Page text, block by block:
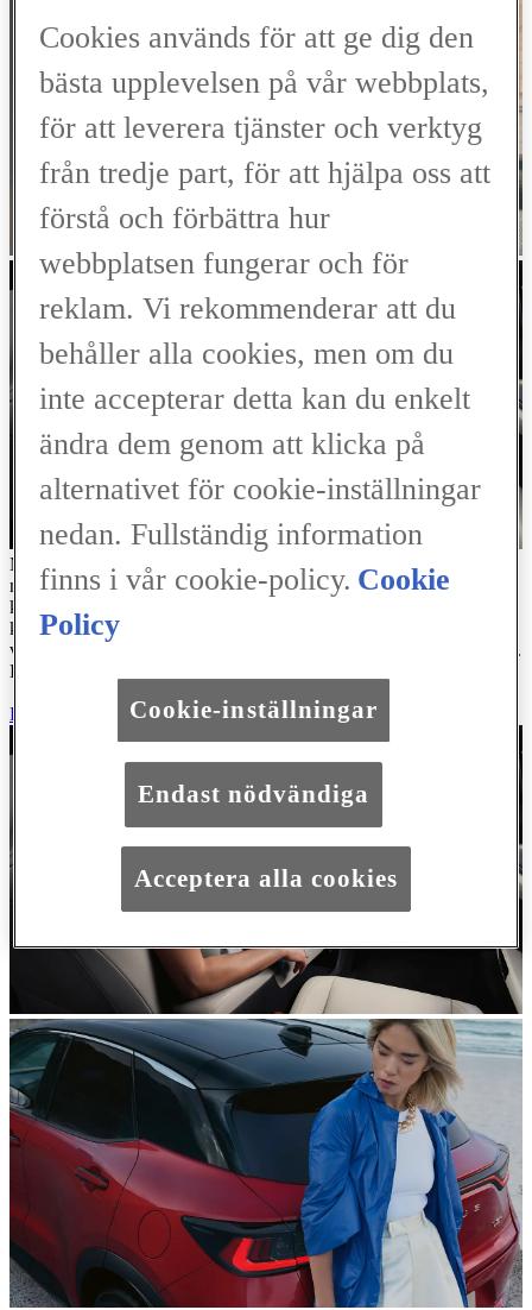
Månadsbetalningen på ett billån beräknas utifrån den totala skulden,
månadsamorteringarna och räntan. Du betalar minst 20 % i
kontantinsats (i enlighet med Konsumentkreditlagen), antingen
kontant eller i form av inbytesbil. Efter kontraktstidens slut kan du
välja att förlänga eller lösa lånet, alternativt betala kvarstående skuld.
Billånet kan alltid lösas i förtid utan några avgifter.
Läs mer om Billån
Cookies används för att ge dig den
bästa upplevelsen på vår webbplats,
för att leverera tjänster och verktyg
från tredje part, för att hjälpa oss att
förstå och förbättra hur
webbplatsen fungerar och för
reklam. Vi rekommenderar att du
behåller alla cookies, men om du
inte accepterar detta kan du enkelt
ändra dem genom att klicka på
alternativet för cookie-inställningar
nedan. Fullständig information
finns i vår cookie-policy. Cookie
Policy
Cookie-inställningar
Endast nödvändiga
Acceptera alla cookies